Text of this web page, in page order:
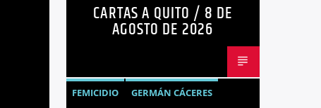
OPINIÓNCARTAS A QUITO / 8 DE
AGOSTO DE 2026
FEMICIDIO
GERMÁN CÁCERES